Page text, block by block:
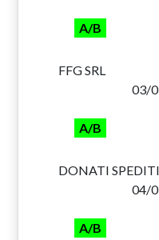
A/B
FFG SRL
03/
A/B
DONATI
04/
A/B